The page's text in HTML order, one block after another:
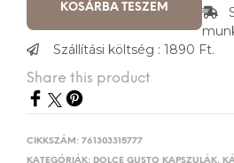
KOSÁRBA TESZEM
Szállítási költség : 1890 Ft.
Share this product
CIKKSZÁM: 761303315777
KATEGÓRIÁK: DOLCE GUSTO KAPSZULÁK,